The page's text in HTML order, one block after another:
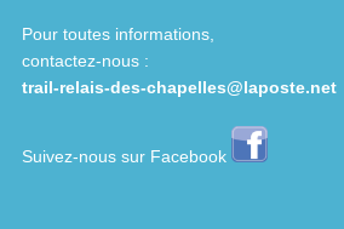
Pour toutes informations,
contactez-nous :
trail-relais-des-chapelles@laposte.net
Suivez-nous sur Facebook